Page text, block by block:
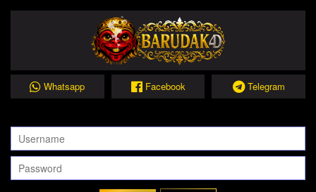
Whatsapp Facebook Telegram